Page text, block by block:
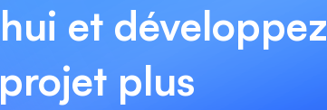
et développez
plus